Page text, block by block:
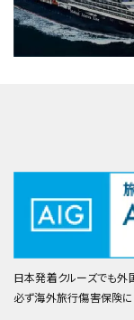
日本発着クルーズでも外
必ず海外旅行傷害保険に